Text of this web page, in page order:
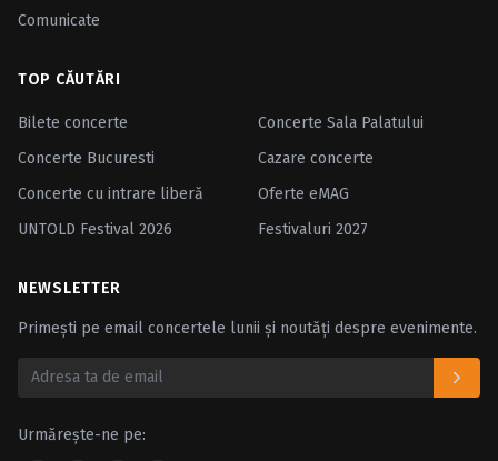
Comunicate
TOP CĂUTĂRI
Bilete concerte
Concerte Sala Palatului
Concerte Bucuresti
Cazare concerte
Concerte cu intrare liberă
Oferte eMAG
UNTOLD Festival 2026
Festivaluri 2027
NEWSLETTER
Primești pe email concertele lunii și noutăți despre evenimente.
Urmărește-ne pe: